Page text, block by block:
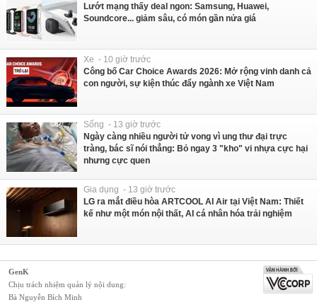
Lướt mạng thấy deal ngon: Samsung, Huawei,
Soundcore... giảm sâu, có món gần nửa giá
Xe - 10 giờ trước
Công bố Car Choice Awards 2026: Mở rộng vinh danh cả
con người, sự kiện thúc đẩy ngành xe Việt Nam
Sống - 13 giờ trước
Ngày càng nhiều người tử vong vì ung thư đại trực
tràng, bác sĩ nói thẳng: Bỏ ngay 3 "kho" vi nhựa cực hại
nhưng cực quen
Gia dụng - 13 giờ trước
LG ra mắt điều hòa ARTCOOL AI Air tại Việt Nam: Thiết
kế như một món nội thất, AI cá nhân hóa trải nghiệm
GenK
Chịu trách nhiệm quản lý nội dung:
Bà Nguyễn Bích Minh